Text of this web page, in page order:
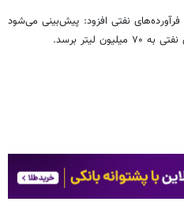
نفتی افزود: پیش‌بینی می‌شود
لیتر برسد.